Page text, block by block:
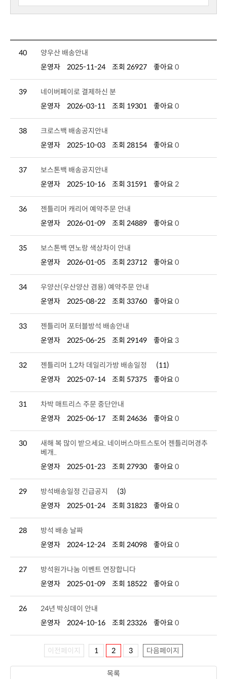
40
양우산 배송안내
운영자
2025-11-24 조회 26927 좋아요 0
39
네이버페이로 결제하신 분
운영자
2026-03-11 조회 19301 좋아요 0
38
크로스백 배송공지안내
운영자
2025-10-03 조회 28154 좋아요 0
37
보스톤백 배송공지안내
운영자
2025-10-16 조회 31591 좋아요 2
36
젠틀리머 캐리어 예약주문 안내
운영자
2026-01-09 조회 24889 좋아요 0
35
보스톤백 연노랑 색상차이 안내
운영자
2026-01-05 조회 23712 좋아요 0
34
우양산(우산양산 겸용) 예약주문 안내
운영자
2025-08-22 조회 33760 좋아요 0
33
젠틀리머 포터블방석 배송안내
운영자
2025-06-25 조회 29149 좋아요 3
32 젠틀리머 1,2차 데일리가방 배송일정
(11)
운영자
2025-07-14 조회 57375 좋아요 0
31
차박 매트리스 주문 중단안내
운영자
2025-06-17 조회 24636 좋아요 0
30
베개..
운영자
2025-01-23 조회 27930 좋아요 0
29 방석배송일정 긴급공지
(3)
운영자
2025-01-24 조회 31823 좋아요 0
28
방석 배송 날짜
운영자
2024-12-24 조회 24098 좋아요 0
27
방석원가나눔 이벤트 연장합니다
운영자
2025-01-09 조회 18522 좋아요 0
26
24년 박싱데이 안내
운영자
2024-10-16 조회 23326 좋아요 0
이전페이지 1 2 3 다음페이지
목록